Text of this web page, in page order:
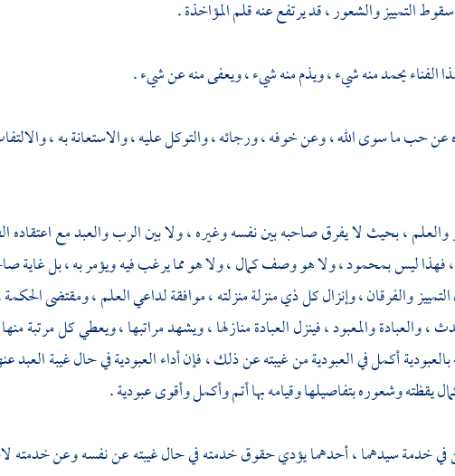
التمييز والشعور ، قد يرتفع عنه قلم المؤاخذة .
الفناء يحمد منه شيء ، ويذم منه شيء ، ويعفى منه عن شيء .
عن حب ما سوى الله ، وعن خوفه ، ورجائه ، والتوكل عليه ، والاستعانة به ،
، بحيث لا يفرق صاحبه بين نفسه وغيره ، ولا بين الرب والعبد مع
فهذا ليس بمحمود ، ولا هو وصف كمال ، ولا هو مما يرغب فيه ويؤمر به ، بل
والفرقان ، وإنزال كل ذي منزلة منزلته ، موافقة لداعي العلم ، ومقتضى
، والعبادة والمعبود ، فينزل العبادة منازلها ، ويشهد مراتبها ، ويعطي كل مرتبة
أكمل في العبودية من غيبته عن ذلك ، فإن أداء العبودية في حال غيبة العبد
يقظته وشعوره بتفاصيلها وقيامه بها أتم وأكمل وأقوى عبودية .
خدمة سيدهما ، أحدهما يؤدي حقوق خدمته في حال غيبته عن نفسه وعن خدمته